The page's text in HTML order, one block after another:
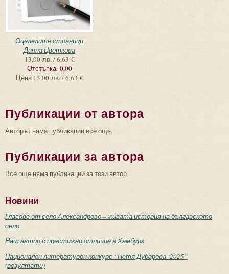
Оцелелите страници
Дияна Цветкова
13,00 лв. / 6,63 €
Отстъпка: 0,00
Цена 13,00 лв. / 6,63 €
Публикации от автора
Авторът няма публикации все още.
Публикации за автора
Все още няма публикации за този автор.
Новини
Гласове от село Александрово – живата история на българското
село
Наш автор с престижно отличие в Хамбург
Национален литературен конкурс “Петя Дубарова ‘2025”
(резултати)